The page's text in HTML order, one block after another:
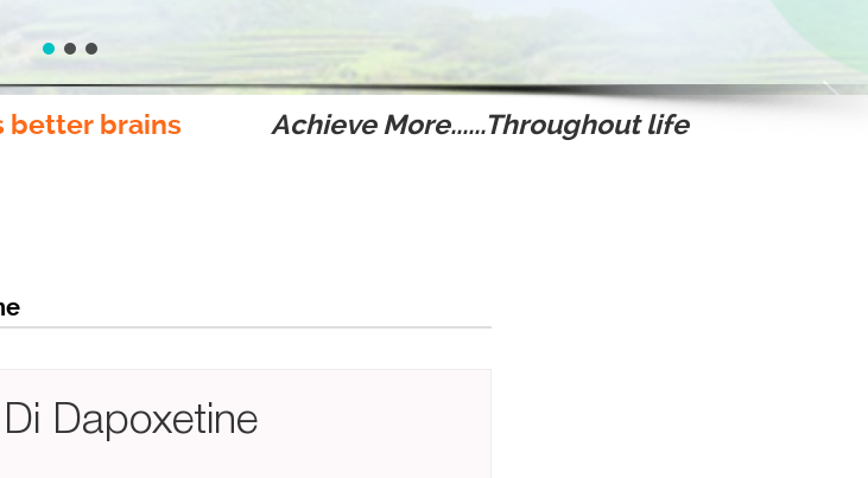
better brains Achieve More......Throughout life
Dapoxetine